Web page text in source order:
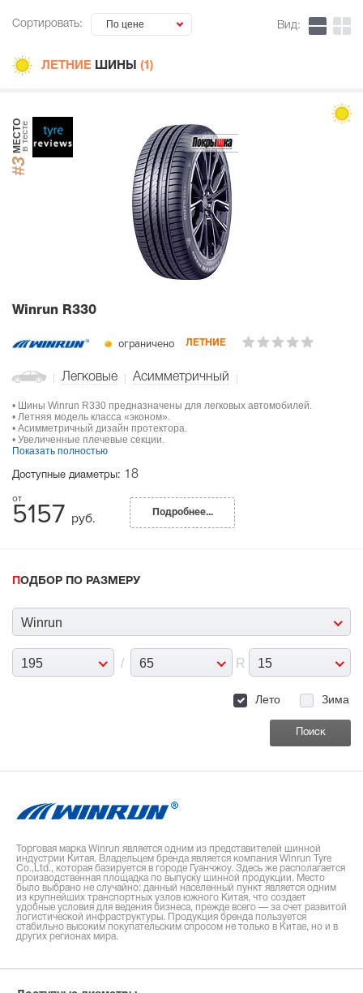
Сортировать: По цене Вид:
ЛЕТНИЕ ШИНЫ (1)
#3
МЕСТОв тесте
Winrun R330
ограничено ЛЕТНИЕ
Легковые Асимметричный
• Шины Winrun R330 предназначены для легковых автомобилей.
• Летняя модель класса «эконом».
• Асимметричный дизайн протектора.
• Увеличенные плечевые секции.
Показать полностью
Доступные диаметры: 18
5157 руб. Подробнее...
ПОДБОР ПО РАЗМЕРУ
Winrun
195 / 65 R 15
Лето Зима
Торговая марка Winrun является одним из представителей шинной
индустрии Китая. Владельцем бренда является компания Winrun Tyre
Co.,Ltd., которая базируется в городе Гуанчжоу. Здесь же располагается
производственная площадка по выпуску шинной продукции. Место
было выбрано не случайно: данный населенный пункт является одним
из крупнейших транспортных узлов южного Китая, что создает
удобные условия для ведения бизнеса, прежде всего — за счет развитой
логистической инфраструктуры. Продукция бренда пользуется
стабильно высоким покупательским спросом не только в Китае, но и в
других регионах мира.